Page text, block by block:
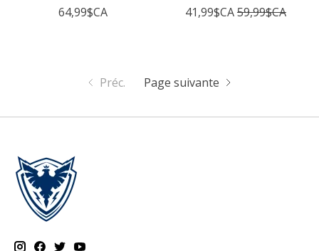
64,99$CA 41,99$CA59,99$CA
Préc. Page suivante